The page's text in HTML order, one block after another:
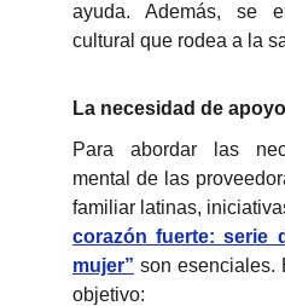
ayuda. Además, se
cultural que rodea a la
La necesidad de apoyo
Para abordar las
mental de las
familiar latinas,
corazón fuerte: serie
mujer” son esenciales.
objetivo: